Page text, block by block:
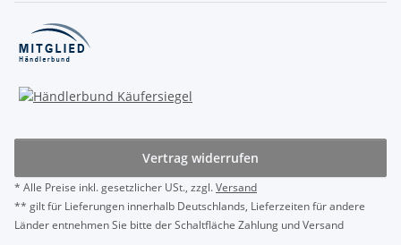
Vertrag widerrufen
* Alle Preise inkl. gesetzlicher USt., zzgl.Versand
** gilt für Lieferungen innerhalb Deutschlands, Lieferzeiten für andere
Länder entnehmen Sie bitte der Schaltfläche Zahlung und Versand